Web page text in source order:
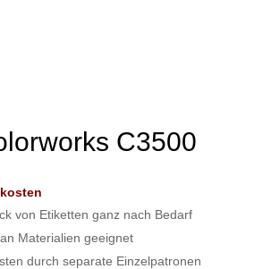
C3500
von Etiketten ganz nach Bedarf
Materialien geeignet
durch separate Einzelpatronen